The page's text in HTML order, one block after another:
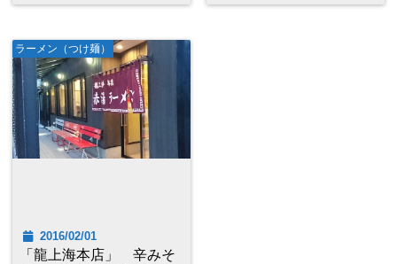
ラーメン（つけ麺）
2016/02/01
「龍上海本店」 辛みそ